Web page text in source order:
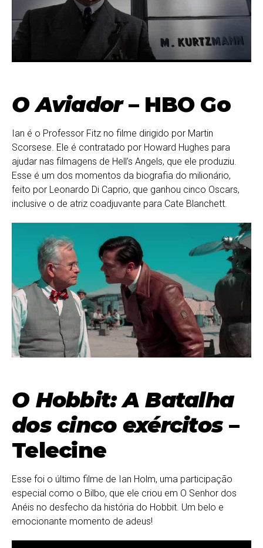
O Aviador– HBO Go
Ian é o Professor Fitz no filme dirigido por Martin
Scorsese. Ele é contratado por Howard Hughes para
ajudar nas filmagens de Hell’s Angels, que ele produziu.
Esse é um dos momentos da biografia do milionário,
feito por Leonardo Di Caprio, que ganhou cinco Oscars,
inclusive o de atriz coadjuvante para Cate Blanchett.
O Hobbit: A Batalha
dos cinco exércitos–
Telecine
Esse foi o último filme de Ian Holm, uma participação
especial como o Bilbo, que ele criou em O Senhor dos
Anéis no desfecho da história do Hobbit. Um belo e
emocionante momento de adeus!